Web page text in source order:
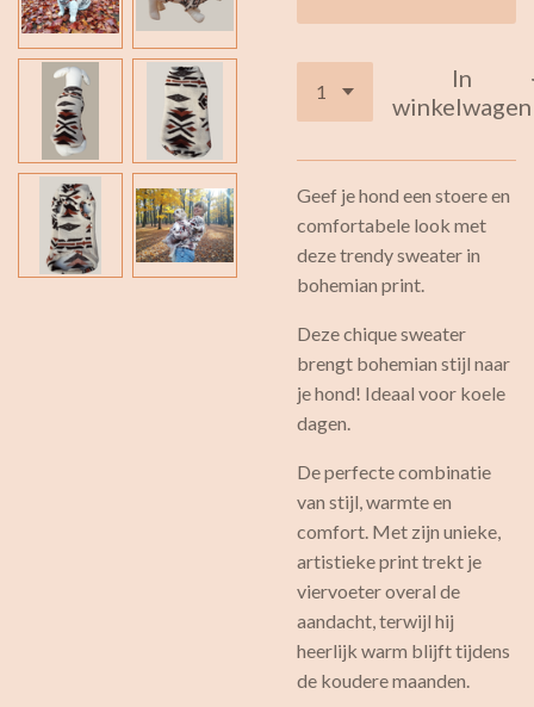
In
winkelwagen
Geef je hond een stoere en
comfortabele look met
deze trendy sweater in
bohemian print.
Deze chique sweater
brengt bohemian stijl naar
je hond! Ideaal voor koele
dagen.
De perfecte combinatie
van stijl, warmte en
comfort. Met zijn unieke,
artistieke print trekt je
viervoeter overal de
aandacht, terwijl hij
heerlijk warm blijft tijdens
de koudere maanden.